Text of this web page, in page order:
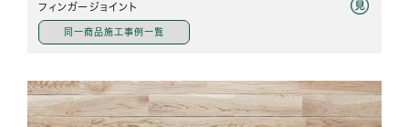
フィンガージョイント
同一商品施工事例一覧